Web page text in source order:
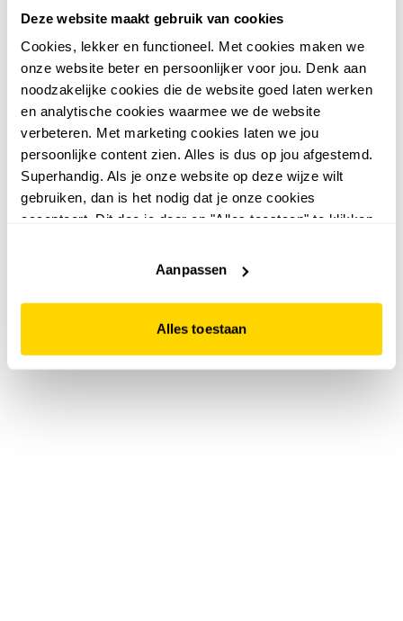
Deze website maakt gebruik van cookies
Cookies, lekker en functioneel. Met cookies maken we
onze website beter en persoonlijker voor jou. Denk aan
noodzakelijke cookies die de website goed laten werken
en analytische cookies waarmee we de website
verbeteren. Met marketing cookies laten we jou
persoonlijke content zien. Alles is dus op jou afgestemd.
Superhandig. Als je onze website op deze wijze wilt
gebruiken, dan is het nodig dat je onze cookies
accepteert. Dit doe je door op "Alles toestaan" te klikken.
website niet optimaal functioneert.
Aanpassen
Alles toestaan